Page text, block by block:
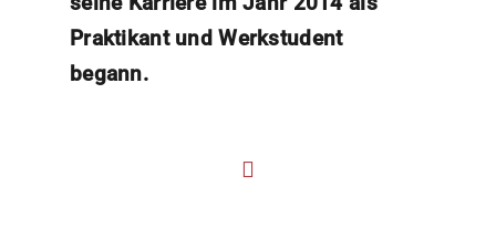
Praktikant und Werkstudent
begann.